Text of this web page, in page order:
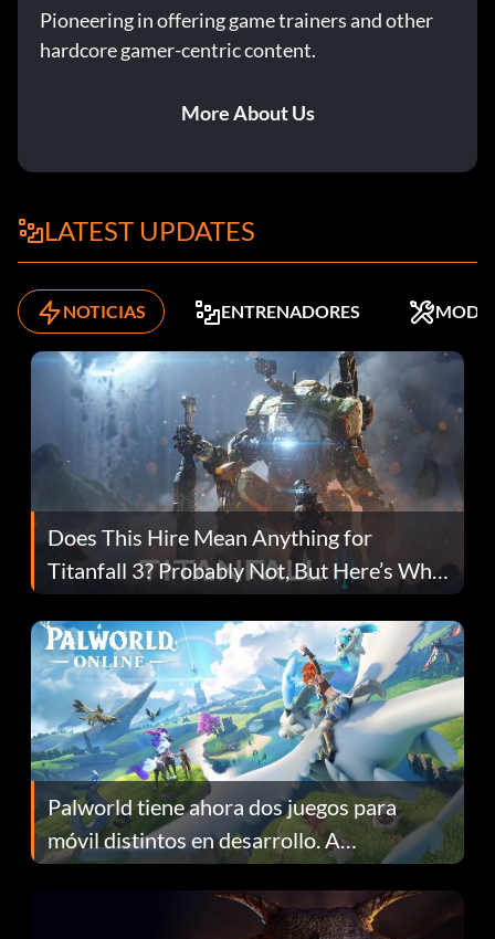
Pioneering in offering game trainers and other
hardcore gamer-centric content.
More About Us
LATEST UPDATES
NOTICIAS ENTRENADORES MODS
Does This Hire Mean Anything for
Titanfall 3? Probably Not, But Here’s Why
Fans Are Hopeful
Palworld tiene ahora dos juegos para
móvil distintos en desarrollo. A
continuación te explicamos por qué.